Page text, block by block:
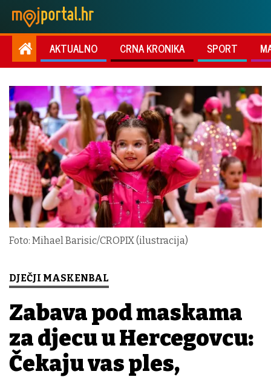
AKTUALNO CRNA KRONIKA SPORT
Foto: Mihael Barisic/CROPIX (ilustracija)
DJEČJI MASKENBAL
Zabava pod maskama
za djecu u Hercegovcu:
Čekaju vas ples,